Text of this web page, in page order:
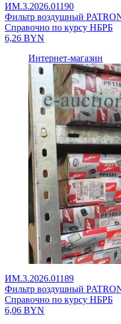
ИМ.3.2026.01190
Фильтр воздушный
Справочно по курсу НБРБ
6,26 BYN
Интернет-магазин
ИМ.3.2026.01189
Фильтр воздушный
Справочно по курсу НБРБ
6,06 BYN